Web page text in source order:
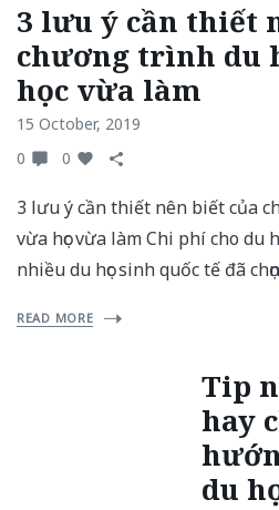
3 lưu ý cần thiết
chương trình du
học vừa làm
15 October, 2019
0
0
3 lưu ý cần thiết nên biết của
vừa học vừa làm Chi phí cho du
nhiều du học sinh quốc tế đã
READ MORE
Tip
hay
du